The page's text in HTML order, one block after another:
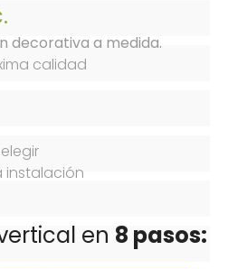
decorativa a medida.
calidad
instalación
en 8 pasos: